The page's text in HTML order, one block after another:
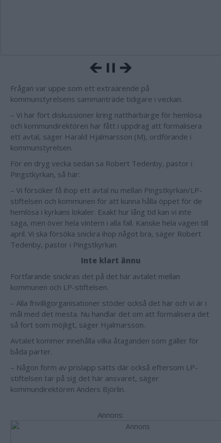
Frågan var uppe som ett extraärende på
kommunstyrelsens sammanträde tidigare i veckan.
– Vi har fört diskussioner kring natthärbärge för hemlösa
och kommundirektören har fått i uppdrag att formalisera
ett avtal, säger Harald Hjalmarsson (M), ordförande i
kommunstyrelsen.
För en dryg vecka sedan sa Robert Tedenby, pastor i
Pingstkyrkan, så här:
– Vi försöker få ihop ett avtal nu mellan Pingstkyrkan/LP-
stiftelsen och kommunen för att kunna hålla öppet för de
hemlösa i kyrkans lokaler. Exakt hur lång tid kan vi inte
säga, men över hela vintern i alla fall. Kanske hela vägen till
april. Vi ska försöka snickra ihop något bra, säger Robert
Tedenby, pastor i Pingstkyrkan.
Inte klart ännu
Fortfarande snickras det på det här avtalet mellan
kommunen och LP-stiftelsen.
– Alla frivilligorganisationer stöder också det här och vi är i
mål med det mesta. Nu handlar det om att formalisera det
så fort som möjligt, säger Hjalmarsson.
Avtalet kommer innehålla vilka åtaganden som gäller för
båda parter.
– Någon form av prislapp sätts där också eftersom LP-
stiftelsen tar på sig det här ansvaret, säger
kommundirektören Anders Björlin.
Annons: